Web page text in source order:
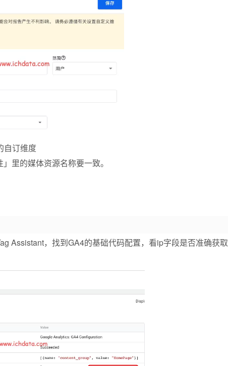
自订维度
里的媒体资源名称要一致。
Assistant，找到GA4的基础代码配置，看ip字段是否准确获取